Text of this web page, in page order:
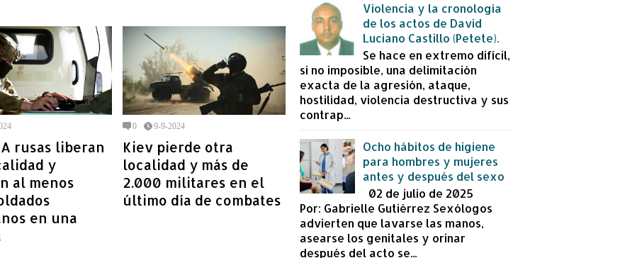
rusas liberan
y
al menos
en una
0 9-9-2024
Kiev pierde otra
localidad y más de
2.000 militares en el
último día de combates
Violencia y la cronología
de los actos de David
Luciano Castillo (Petete).
Se hace en extremo difícil,
si no imposible, una delimitación
exacta de la agresión, ataque,
hostilidad, violencia destructiva y sus
contrap...
Ocho hábitos de higiene
para hombres y mujeres
antes y después del sexo
02 de julio de 2025
Por: Gabrielle Gutiérrez Sexólogos
advierten que lavarse las manos,
asearse los genitales y orinar
después del acto se...